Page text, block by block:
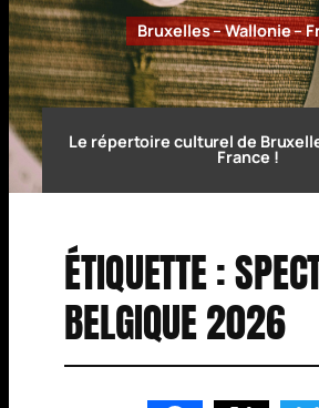
Bruxelles – Wallonie –
Le répertoire culturel de
France !
ÉTIQUETTE :
BELGIQUE 2026